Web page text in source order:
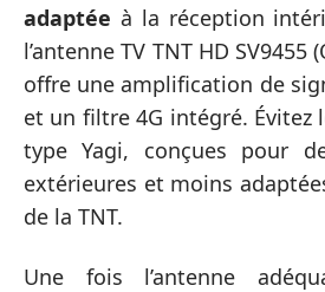
adaptée à la réception
l’antenne TV TNT HD SV9455
offre une amplification de
et un filtre 4G intégré. Évitez
type Yagi, conçues pour
extérieures et moins
de la TNT.
Une fois l’antenne